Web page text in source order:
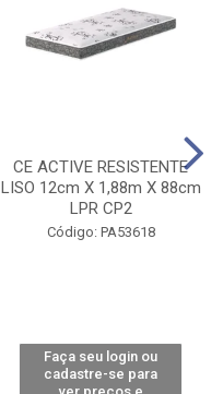
CE ACTIVE RESISTENTE
LISO 12cm X 1,88m X 88cm
LPR CP2
Código: PA53618
Faça seu login ou
cadastre-se para